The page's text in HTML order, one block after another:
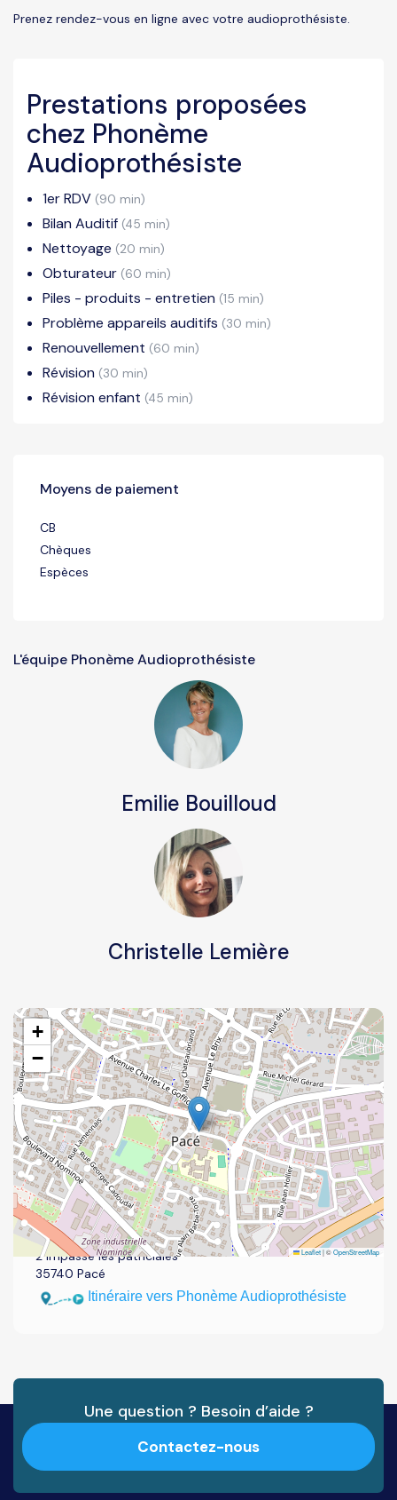
Prenez rendez-vous en ligne avec votre audioprothésiste.
Prestations proposées
chez Phonème
Audioprothésiste
1er RDV (90 min)
Bilan Auditif (45 min)
Nettoyage (20 min)
Obturateur (60 min)
Piles - produits - entretien (15 min)
Problème appareils auditifs (30 min)
Renouvellement (60 min)
Révision (30 min)
Révision enfant (45 min)
Moyens de paiement
CB
Chèques
Espèces
L'équipe Phonème Audioprothésiste
Emilie Bouilloud
Christelle Lemière
+
−
Leaflet|©OpenStreetMap
Adresse du centre audition
Phonème Audioprothésiste
2 impasse les patriciales
35740 Pacé
Itinéraire vers Phonème Audioprothésiste
Une question ? Besoin d’aide ?
Contactez-nous